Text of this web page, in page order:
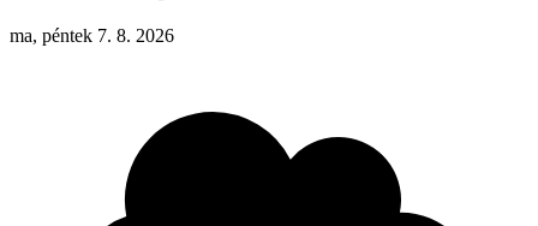
ma, péntek 7. 8. 2026